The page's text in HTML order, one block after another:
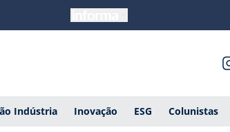
Indústria Inovação ESG Colunistas